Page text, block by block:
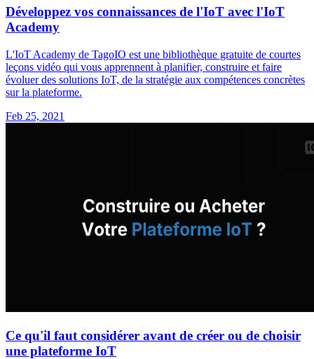
Développez vos connaissances de l'IoT avec l'IoT
Academy
L'IoT Academy de TagoIO est une bibliothèque gratuite de courtes
leçons vidéo qui vous apprennent à planifier, construire et faire
évoluer des solutions IoT, de la stratégie aux compétences concrètes
sur la plateforme.
Feb 25, 2021
Ce qu'il faut considérer avant de créer ou de choisir
une plateforme IoT